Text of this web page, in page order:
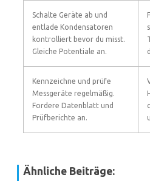
Schalte Geräte ab und
entlade Kondensatoren
kontrolliert bevor du misst.
Gleiche Potentiale an.
Kennzeichne und prüfe
Messgeräte regelmäßig.
Fordere Datenblatt und
Prüfberichte an.
Ähnliche Beiträge: